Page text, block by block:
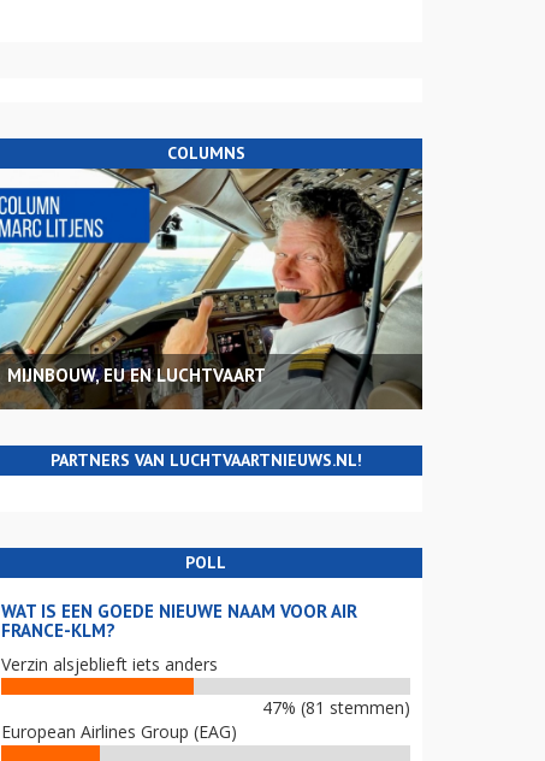
COLUMNS
MIJNBOUW, EU EN LUCHTVAART
PARTNERS VAN LUCHTVAARTNIEUWS.NL!
POLL
WAT IS EEN GOEDE NIEUWE NAAM VOOR AIR
FRANCE-KLM?
Verzin alsjeblieft iets anders
47% (81 stemmen)
European Airlines Group (EAG)